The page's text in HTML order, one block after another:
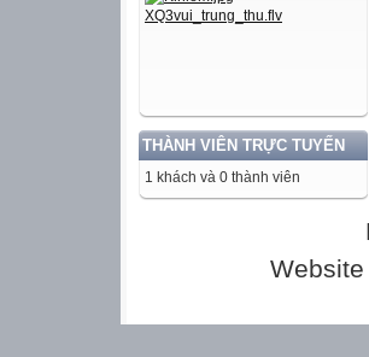
THÀNH VIÊN TRỰC TUYẾN
1 khách và 0 thành viên